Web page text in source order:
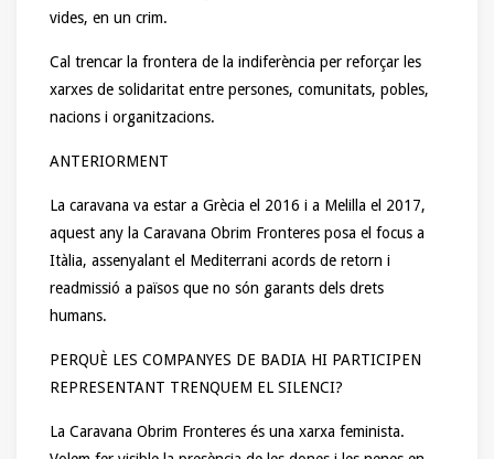
vides, en un crim.
Cal trencar la frontera de la indiferència per reforçar les
xarxes de solidaritat entre persones, comunitats, pobles,
nacions i organitzacions.
ANTERIORMENT
La caravana va estar a Grècia el 2016 i a Melilla el 2017,
aquest any la Caravana Obrim Fronteres posa el focus a
Itàlia, assenyalant el Mediterrani acords de retorn i
readmissió a països que no són garants dels drets
humans.
PERQUÈ LES COMPANYES DE BADIA HI PARTICIPEN
REPRESENTANT TRENQUEM EL SILENCI?
La Caravana Obrim Fronteres és una xarxa feminista.